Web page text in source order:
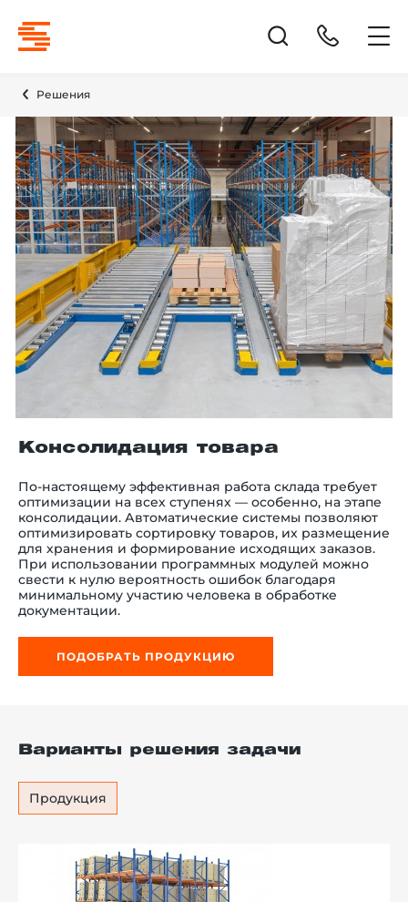
Решения
Консолидация товара
По-настоящему эффективная работа склада требует
оптимизации на всех ступенях — особенно, на этапе
консолидации. Автоматические системы позволяют
оптимизировать сортировку товаров, их размещение
для хранения и формирование исходящих заказов.
При использовании программных модулей можно
свести к нулю вероятность ошибок благодаря
минимальному участию человека в обработке
документации.
ПОДОБРАТЬ ПРОДУКЦИЮ
Варианты решения задачи
Продукция